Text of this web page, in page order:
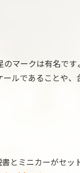
マークは有名です
ルであることや、
とミニカーがセ